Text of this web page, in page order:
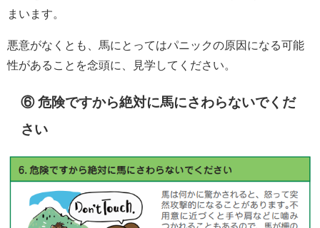
まいます。
悪意がなくとも、馬にとってはパニックの原因になる可能
性があることを念頭に、見学してください。
⑥ 危険ですから絶対に馬にさわらないでくだ
さい